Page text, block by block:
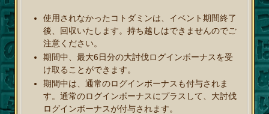
使用されなかったコトダミンは、イベント期間終了
後、回収いたします。持ち越しはできませんのでご
注意ください。
期間中、最大6日分の大討伐ログインボーナスを受
け取ることができます。
期間中は、通常のログインボーナスも付与されま
す。通常のログインボーナスにプラスして、大討伐
ログインボーナスが付与されます。